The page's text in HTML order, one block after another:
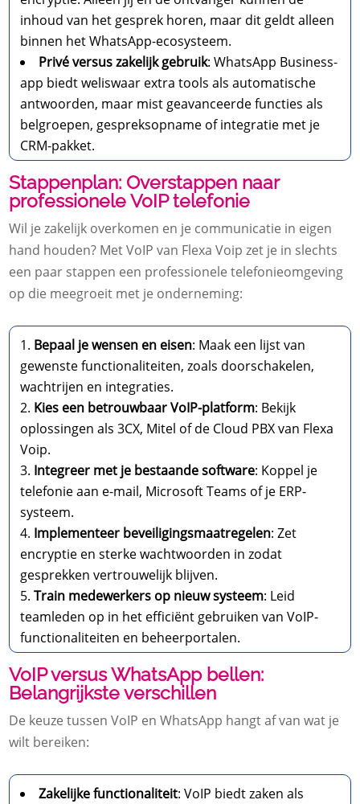
inhoud van het gesprek horen, maar dit geldt alleen
binnen het WhatsApp-ecosysteem.
Privé versus zakelijk gebruik: WhatsApp Business-
app biedt weliswaar extra tools als automatische
antwoorden, maar mist geavanceerde functies als
belgroepen, gespreksopname of integratie met je
CRM-pakket.
Stappenplan: Overstappen naar
professionele VoIP telefonie
Wil je zakelijk overkomen en je communicatie in eigen
hand houden? Met VoIP van Flexa Voip zet je in slechts
een paar stappen een professionele telefonieomgeving
op die meegroeit met je onderneming:
Bepaal je wensen en eisen: Maak een lijst van
gewenste functionaliteiten, zoals doorschakelen,
wachtrijen en integraties.
Kies een betrouwbaar VoIP-platform: Bekijk
oplossingen als 3CX, Mitel of de Cloud PBX van Flexa
Voip.
Integreer met je bestaande software: Koppel je
telefonie aan e-mail, Microsoft Teams of je ERP-
systeem.
Implementeer beveiligingsmaatregelen: Zet
encryptie en sterke wachtwoorden in zodat
gesprekken vertrouwelijk blijven.
Train medewerkers op nieuw systeem: Leid
teamleden op in het efficiënt gebruiken van VoIP-
functionaliteiten en beheerportalen.
VoIP versus WhatsApp bellen:
Belangrijkste verschillen
De keuze tussen VoIP en WhatsApp hangt af van wat je
wilt bereiken:
Zakelijke functionaliteit: VoIP biedt zaken als